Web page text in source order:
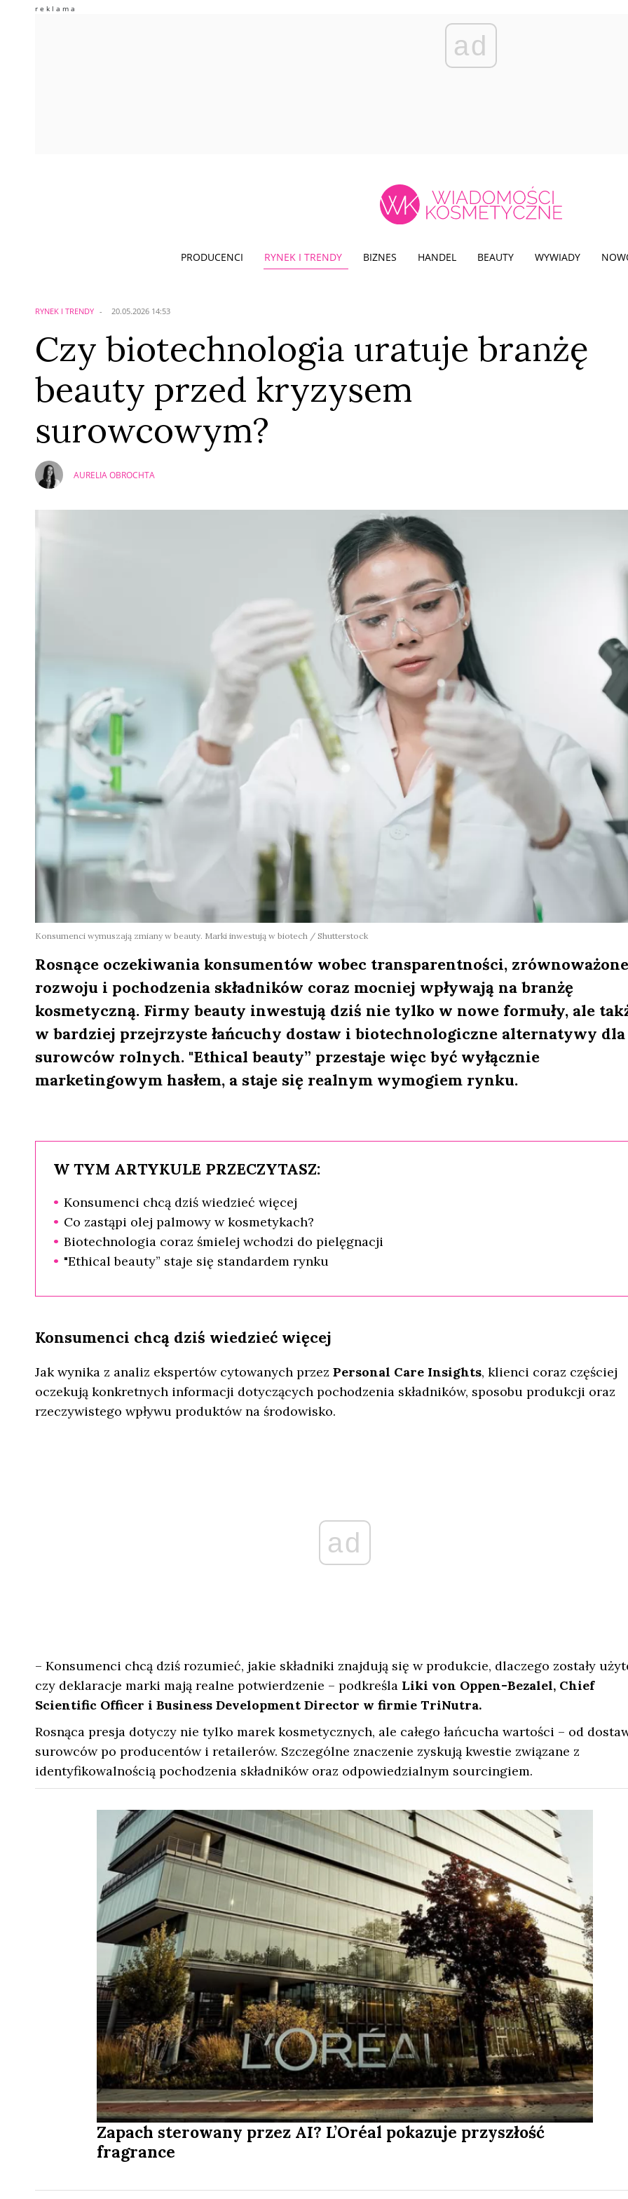
ad
PRODUCENCI RYNEK I TRENDY BIZNES HANDEL BEAUTY WYWIADY
RYNEK I TRENDY 20.05.2026 14:53
Czy biotechnologia uratuje branżę
beauty przed kryzysem
surowcowym?
AURELIA OBROCHTA
Konsumenci wymuszają zmiany w beauty. Marki inwestują w biotech / Shutterstock
Rosnące oczekiwania konsumentów wobec transparentności,
rozwoju i pochodzenia składników coraz mocniej wpływają na branżę
kosmetyczną. Firmy beauty inwestują dziś nie tylko w nowe formuły, ale
w bardziej przejrzyste łańcuchy dostaw i biotechnologiczne alternatywy dla
surowców rolnych. "Ethical beauty” przestaje więc być wyłącznie
marketingowym hasłem, a staje się realnym wymogiem rynku.
W TYM ARTYKULE PRZECZYTASZ:
Konsumenci chcą dziś wiedzieć więcej
Co zastąpi olej palmowy w kosmetykach?
Biotechnologia coraz śmielej wchodzi do pielęgnacji
"Ethical beauty” staje się standardem rynku
Konsumenci chcą dziś wiedzieć więcej
Jak wynika z analiz ekspertów cytowanych przez Personal Care Insights, klienci coraz częściej
oczekują konkretnych informacji dotyczących pochodzenia składników, sposobu produkcji oraz
rzeczywistego wpływu produktów na środowisko.
ad
– Konsumenci chcą dziś rozumieć, jakie składniki znajdują się w produkcie, dlaczego zostały
czy deklaracje marki mają realne potwierdzenie – podkreśla Liki von Oppen-Bezalel, Chief
Scientific Officer i Business Development Director w firmie TriNutra.
Rosnąca presja dotyczy nie tylko marek kosmetycznych, ale całego łańcucha wartości – od
surowców po producentów i retailerów. Szczególne znaczenie zyskują kwestie związane z
identyfikowalnością pochodzenia składników oraz odpowiedzialnym sourcingiem.
Zapach sterowany przez AI? L’Oréal pokazuje przyszłość
fragrance